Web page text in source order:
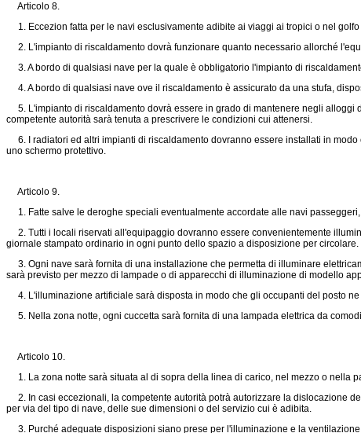
Articolo 8.
1. Eccezion fatta per le navi esclusivamente adibite ai viaggi ai tropici o nel
2. L'impianto di riscaldamento dovrà funzionare quanto necessario allorché
3. A bordo di qualsiasi nave per la quale è obbligatorio l'impianto di
4. A bordo di qualsiasi nave ove il riscaldamento è assicurato da una stufa,
5. L'impianto di riscaldamento dovrà essere in grado di mantenere negli alloggi
competente autorità sarà tenuta a prescrivere le condizioni cui attenersi.
6. I radiatori ed altri impianti di riscaldamento dovranno essere installati in
uno schermo protettivo.
Articolo 9.
1. Fatte salve le deroghe speciali eventualmente accordate alle navi
2. Tutti i locali riservati all'equipaggio dovranno essere convenientemente
giornale stampato ordinario in ogni punto dello spazio a disposizione per
3. Ogni nave sarà fornita di una installazione che permetta di illuminare
sarà previsto per mezzo di lampade o di apparecchi di illuminazione di modello
4. L'illuminazione artificiale sarà disposta in modo che gli occupanti del posto
5. Nella zona notte, ogni cuccetta sarà fornita di una lampada elettrica da
Articolo 10.
1. La zona notte sarà situata al di sopra della linea di carico, nel mezzo o nella
2. In casi eccezionali, la competente autorità potrà autorizzare la dislocazione
per via del tipo di nave, delle sue dimensioni o del servizio cui è adibita.
3. Purché adeguate disposizioni siano prese per l'illuminazione e la